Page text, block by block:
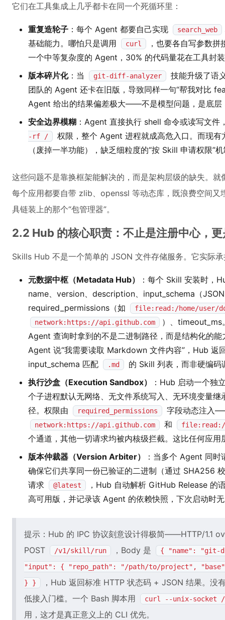
它们在工具集成上几乎都卡在同一个死循环里：
重复造轮子 ：每个 Agent 都要自己实现 search_web
基础能力。哪怕只是调用
curl
，也要各自写参数
一个中等复杂度的 Agent，30% 的代码量花在工具封
版本碎片化：当 git-diff-analyzer
技能升级了语
团队的 Agent 还卡在旧版，导致同样一句“帮我对比
Agent 给出的结果偏差极大——不是模型问题，是底层
安全边界模糊 ：Agent 直接执行 shell 命令或读写文
-rf /
权限，整个 Agent 进程就成高危入口。而现
（废掉一半功能），缺乏细粒度的“按 Skill 申请权限”
这些问题不是靠换框架能解决的，而是架构层级的缺失。
每个应用都要自带 zlib、openssl 等动态库，既浪费空间
具链装上的那个“包管理器”。
2.2 Hub 的核心职责：不止是注册中心，
Skills Hub 不是一个简单的 JSON 文件存储服务。它实际
元数据中枢（Metadata Hub）
：每个 Skill 安装时，
name、version、description、input_schema（
required_permissions（如
file:read:/home/user/
network:https://api.github.com
）、timeout_ms
Agent 查询时拿到的不是二进制路径，而是结构化的
Agent 说“我需要读取 Markdown 文件内容”，Hub 返
input_schema 匹配
.md
的 Skill 列表，而非硬编
执行沙盒（Execution Sandbox）
：Hub 启动一个独
个子进程默认无网络、无文件系统写入、无环境变量
径。权限由
required_permissions 字段动态注入
network:https://api.github.com 和
个通道，其他一切请求均被内核级拦截。这比任何应用
版本仲裁器（Version Arbiter）
：当多个 Agent 同
确保它们共享同一份已验证的二进制（通过 SHA256
请求
@latest
，Hub 自动解析 GitHub Release 的
高可用版，并记录该 Agent 的依赖快照，下次启动时
提示：Hub 的 IPC 协议刻意设计得极简——HTTP/1.1
POST
/v1/skill/run ，Body 是
{ "name": "git-
"input": { "repo_path": "/path/to/project",
} }
，Hub 返回标准 HTTP 状态码 + JSON 结果。没
低接入门槛。一个 Bash 脚本用
curl --unix-socket
用，这才是真正意义上的 CLI 优先。